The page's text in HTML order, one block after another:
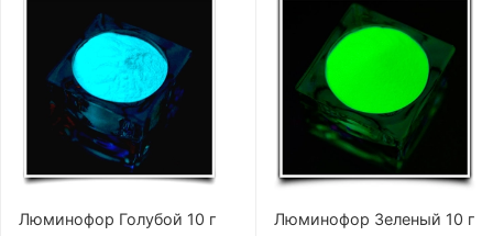
Люминофор Голубой 10 г Люминофор Зеленый 10 г